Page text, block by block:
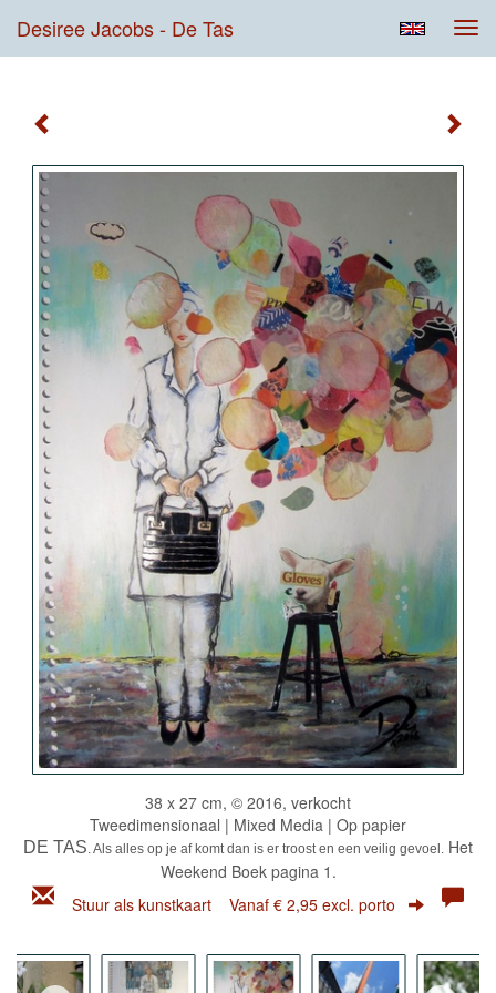
Desiree Jacobs - De Tas
38 x 27 cm, © 2016, verkocht
Tweedimensionaal | Mixed Media | Op papier
DE TAS. Als alles op je af komt dan is er troost en een veilig gevoel. Het
Weekend Boek pagina 1.
Stuur als kunstkaart Vanaf € 2,95 excl. porto